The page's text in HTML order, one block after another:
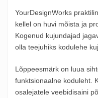
YourDesignWorks
kellel on huvi mõista ja
Kogenud kujundajad
olla teejuhiks kodulehe
Lõppeesmärk on luua
funktsionaalne koduleht.
osalejatele veebidisaini